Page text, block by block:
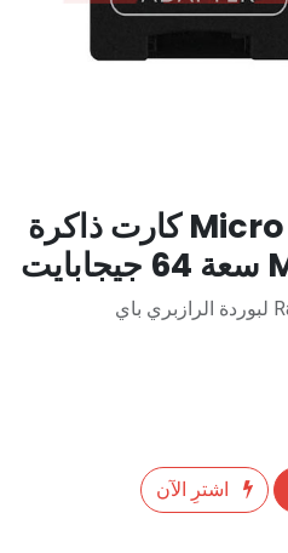
Micro SD Card 64GB كارت ذاكرة
اشترِ الآن